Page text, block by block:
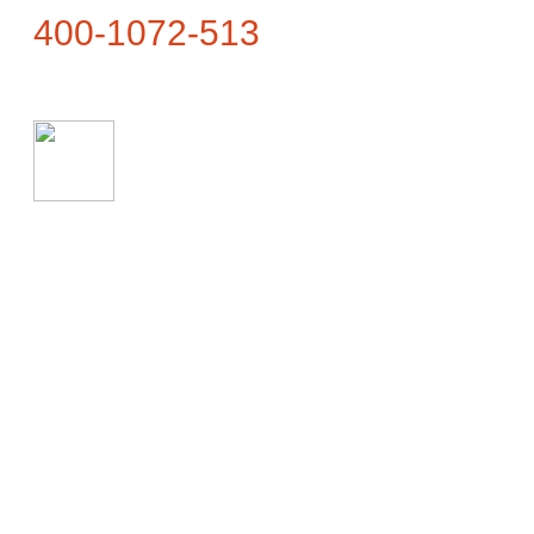
400-1072-513